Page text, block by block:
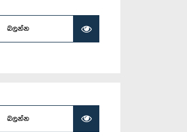
බලන්න
බලන්න